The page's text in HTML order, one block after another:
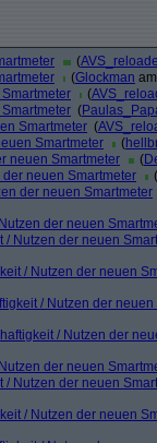
(
(Glockman
(
(
Smartmeter (
Smartmeter
(
neuen Smartmeter
(
neuen Smartmeter
(
der neuen Smartmeter
der neuen
/ Nutzen der neuen
/ Nutzen der neuen
/ Nutzen der neuen
/ Nutzen der
der neuen
/ Nutzen der neuen
/ Nutzen der neuen